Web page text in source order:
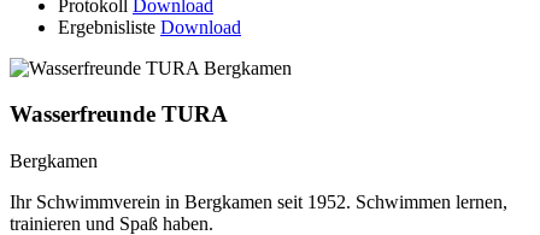
Protokoll Download
Ergebnisliste Download
Wasserfreunde TURA
Bergkamen
Ihr Schwimmverein in Bergkamen seit 1952. Schwimmen lernen,
trainieren und Spaß haben.